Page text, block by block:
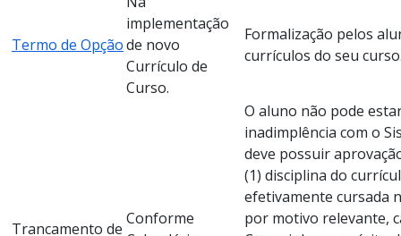
Termo de Opção
implementação
de novo
Currículo de
Curso.
Formalização pelos
currículos do seu
Trancamento de
Conforme
O aluno não pode
inadimplência com o
deve possuir
(1) disciplina do
efetivamente cursada
por motivo relevante,